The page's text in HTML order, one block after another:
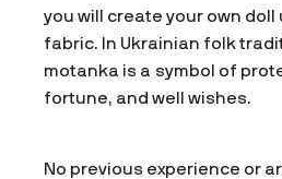
you will create your own doll
fabric. In Ukrainian folk
motanka is a symbol of
fortune, and well wishes.
No previous experience or